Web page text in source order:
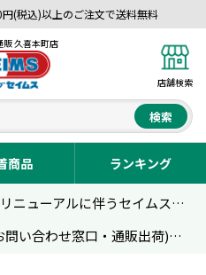
(税込)以上のご注文で送料無料
販 久喜本町店
店舗検索
検索
商品 ランキング
【重要】サイトリニューアルに伴うセイムス通販のご利用について
夏季休業期間(お問い合わせ窓口・通販出荷)のお知らせ